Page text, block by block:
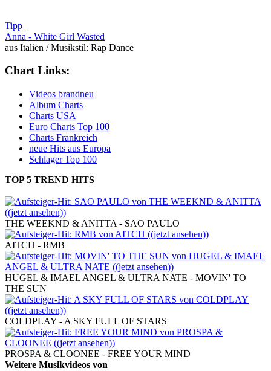
Tipp
Anna - White Girl Wasted
aus Italien / Musikstil: Rap Dance
Chart Links:
Videos brandneu
Album Charts
Charts USA
Euro Charts Top 100
Charts Frankreich
neue Hits aus Europa
Schlager Top 100
TOP 5 TREND HITS
THE WEEKND & ANITTA - SAO PAULO
AITCH - RMB
HUGEL & IMAEL ANGEL & ULTRA NATE - MOVIN' TO
THE SUN
COLDPLAY - A SKY FULL OF STARS
PROSPA & CLOONEE - FREE YOUR MIND
Weitere Musikvideos von